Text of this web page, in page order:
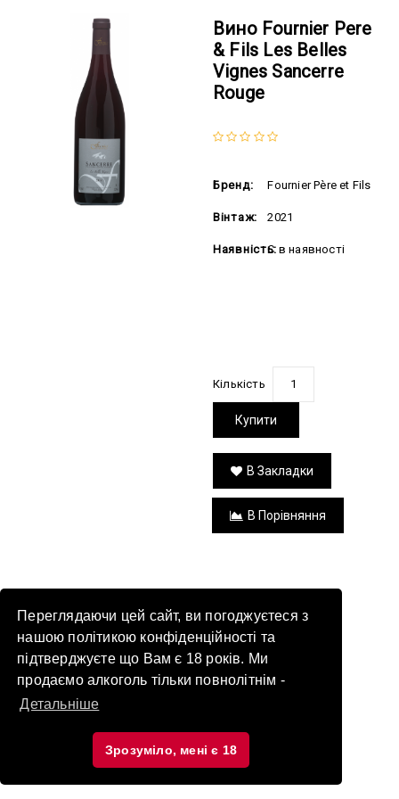
Переглядаючи цей сайт, ви погоджуєтеся з
нашою політикою конфіденційності та
підтверджуєте що Вам є 18 років. Ми
продаємо алкоголь тільки повнолітнім -
Детальніше
Зрозуміло, мені є 18
Вино Fournier Pere
& Fils Les Belles
Vignes Sancerre
Rouge
Бренд: Fournier Père et Fils
Вінтаж: 2021
Наявність:Є в наявності
Кількість
Купити
В Закладки
В Порівняння